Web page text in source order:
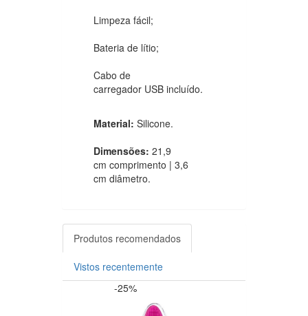
Limpeza fácil;
Bateria de lítio;
Cabo de
carregador USB incluído.
Material: Silicone.
Dimensões: 21,9
cm comprimento | 3,6
cm diâmetro.
Produtos recomendados
Vistos recentemente
-25%